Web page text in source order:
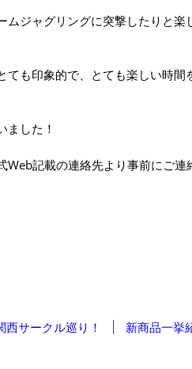
ジャグリングに突撃したりと楽
も印象的で、とても楽しい時間
ました！
記載の連絡先より事前にご連
西サークル巡り！ 新商品一挙